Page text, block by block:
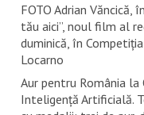
FOTO Adrian
tău aici”, noul film al
duminică, în
Locarno
Aur pentru România
Inteligență Artificială.